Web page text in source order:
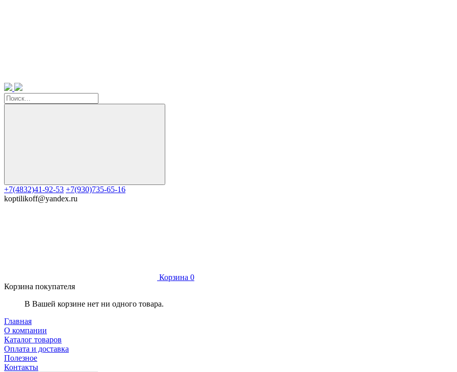
+7(4832)41-92-53 +7(930)735-65-16
koptilikoff@yandex.ru
Корзина 0
Корзина покупателя
В Вашей корзине нет ни одного товара.
Главная
О компании
Каталог товаров
Оплата и доставка
Полезное
Контакты